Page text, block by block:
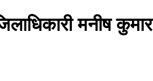
मनीष कुमार